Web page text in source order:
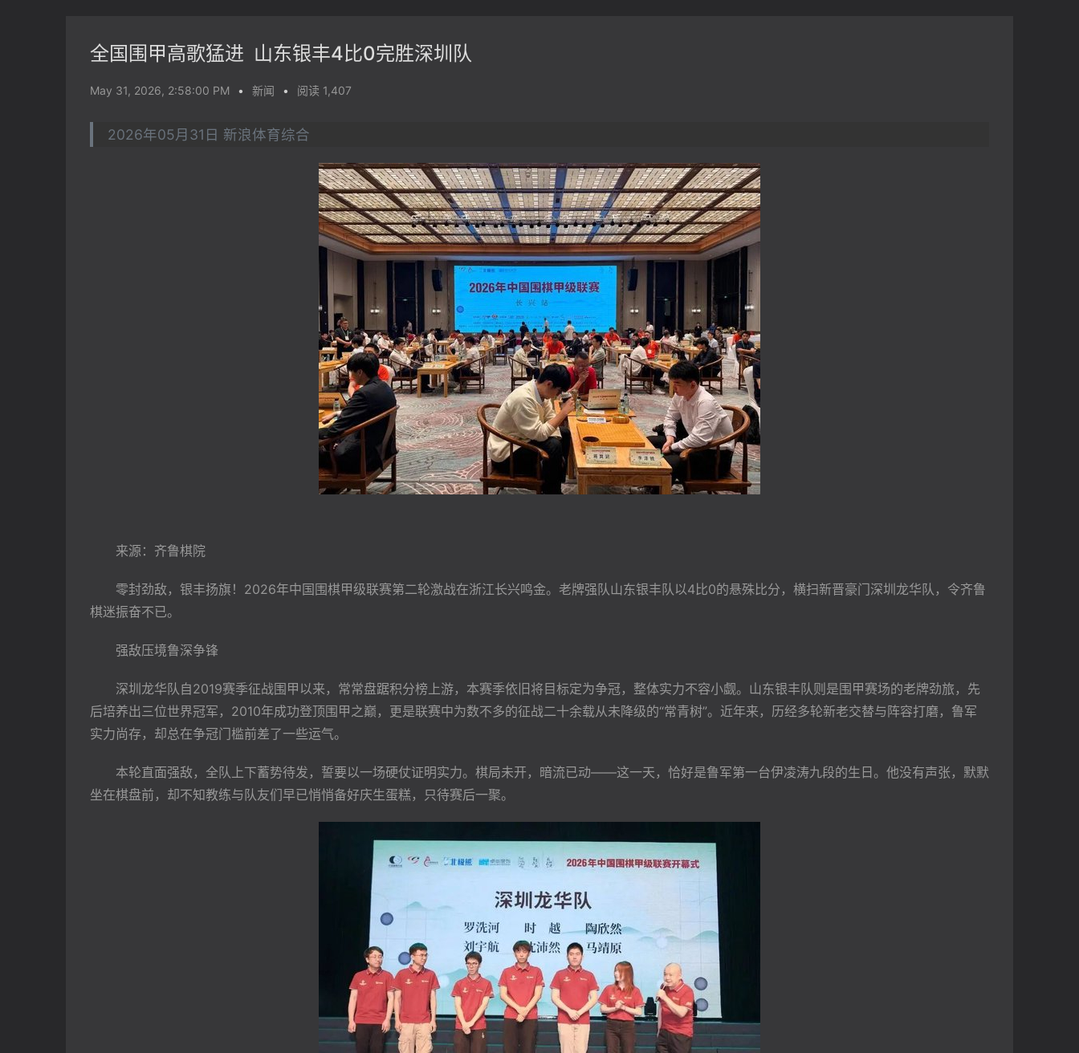
全国围甲高歌猛进 山东银丰4比0完胜深圳队
May 31, 2026, 2:58:00 PM • 新闻 • 阅读 1,407
2026年05月31日 新浪体育综合
来源：齐鲁棋院
零封劲敌，银丰扬旗！2026年中国围棋甲级联赛第二轮激战在浙江长兴鸣金。老牌强队山东银丰队以4比0的悬殊比分，横扫新晋豪门深圳龙华队，令齐鲁
棋迷振奋不已。
强敌压境鲁深争锋
深圳龙华队自2019赛季征战围甲以来，常常盘踞积分榜上游，本赛季依旧将目标定为争冠，整体实力不容小觑。山东银丰队则是围甲赛场的老牌劲旅，先
后培养出三位世界冠军，2010年成功登顶围甲之巅，更是联赛中为数不多的征战二十余载从未降级的“常青树”。近年来，历经多轮新老交替与阵容打磨，鲁军
实力尚存，却总在争冠门槛前差了一些运气。
本轮直面强敌，全队上下蓄势待发，誓要以一场硬仗证明实力。棋局未开，暗流已动——这一天，恰好是鲁军第一台伊凌涛九段的生日。他没有声张，默默
坐在棋盘前，却不知教练与队友们早已悄悄备好庆生蛋糕，只待赛后一聚。